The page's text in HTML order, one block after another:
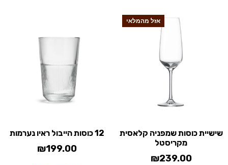
אזל מהמלאי
שישיית כוסות שמפניה קלאסית
מקריסטל
₪239.00
12 כוסות הייבול ראיו נערמות
₪199.00